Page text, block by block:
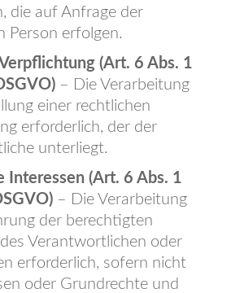
die auf Anfrage der
Person erfolgen.
(Art. 6 Abs. 1
– Die Verarbeitung
einer rechtlichen
erforderlich, der der
unterliegt.
Interessen (Art. 6 Abs. 1
– Die Verarbeitung
der berechtigten
des Verantwortlichen oder
erforderlich, sofern nicht
oder Grundrechte und